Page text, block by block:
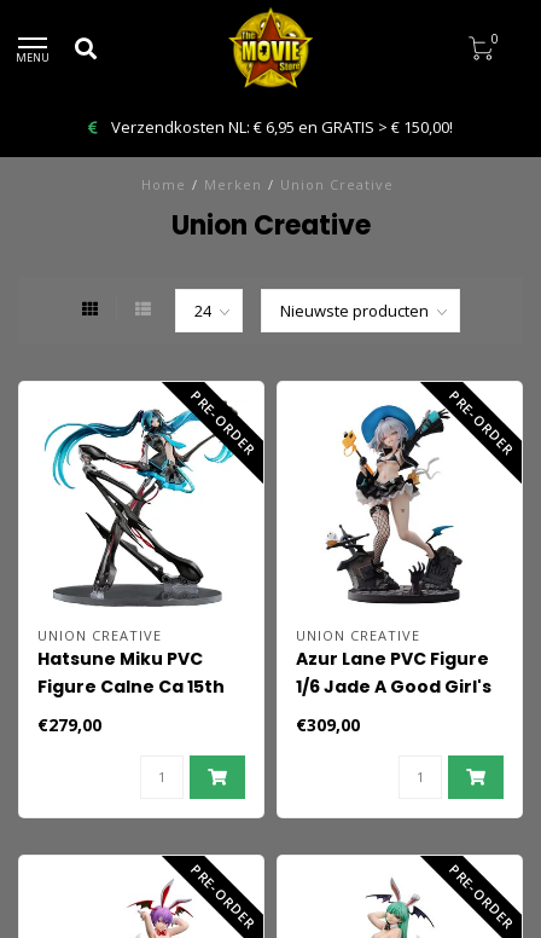
MENU
0
Bestelling VANDAAG afhalen: Kies Click & Collect
Home / Merken / Union Creative
Union Creative
PRE-ORDER
UNION CREATIVE
Hatsune Miku PVC
Figure Calne Ca 15th
Memorial (Reissue) 26
€279,00
PRE-ORDER
UNION CREATIVE
Azur Lane PVC Figure
1/6 Jade A Good Girl's
Heart-Pounding
€309,00
PRE-ORDER PRE-ORDER